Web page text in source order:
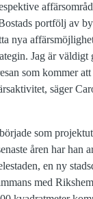
portfölj av
nya
Jag är väldigt
som kommer
säger
som
åren har han
en ny
med